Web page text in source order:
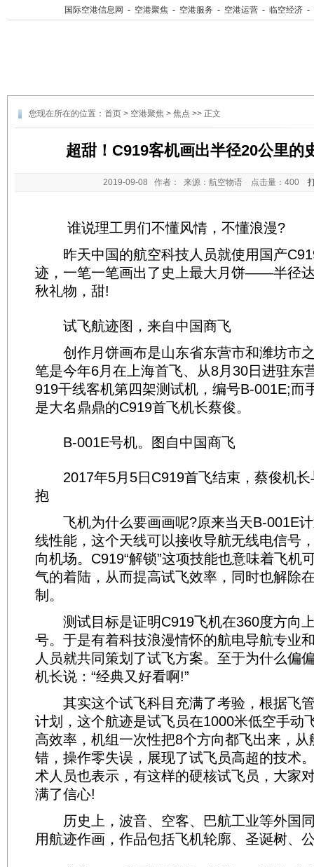
国际空港信息网 - 空港聚焦 - 空港服务 - 空港运营 - 临空经济 -
您现在所在的位置： 首页 > 空港聚焦 > 焦点 >> 正文
超甜！C919客机画出半径20公里的
2019-09-08 作者： 来源：航空物语 点击量： 400
谁说理工男们不懂风情，不懂浪漫?
昨天中国的航空科技人员就使用国产
迹，一笔一笔画出了史上最大月饼——半径
秋礼物，甜!
试飞航迹图，来自中国商飞
创作月饼画布是山东省东营市和潍坊市
笔是今年6月在上海首飞、从8月30日进驻东
919干线客机第四架测试机，编号B-001E;而
是大名鼎鼎的C919首飞机长蔡俊。
B-001E号机。图自中国商飞
2017年5月5日C919首飞结束，蔡俊机长
抱
飞机为什么要画画呢?原来当天B-001E计
线性能，这个天线可以接收导航无线电信号
向机场。C919“解锁”这项技能也意味着飞机
气的着陆，从而提高试飞效率，同时也解除
制。
测试目标是证明C919飞机在360度方向
号。于是有着科技浪漫情怀的航电导航专业
人员就共同策划了试飞方案。至于为什么偏
机长说：“经典又好看啊!”
其实这个试飞科目充满了考验，根据飞
计划，这个航迹是试飞员在1000米低空手动
高效率，机组一次性把8个方向都飞出来，
错，操作零失误，展现了试飞员高超的技术
术人员也表示，有这样的硬核试飞员，大家
满了信心!
历史上，波音、空客、巴航工业等外国
用航迹作画，作品包括飞机轮廓、圣诞树、